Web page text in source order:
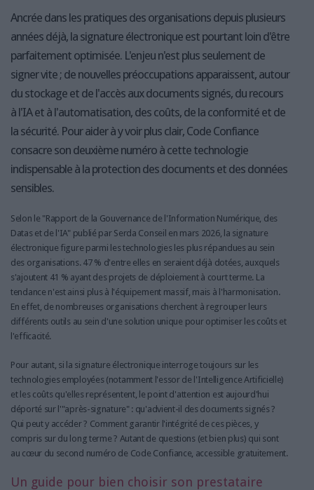
Ancrée dans les pratiques des organisations depuis plusieurs
années déjà, la signature électronique est pourtant loin d'être
parfaitement optimisée. L'enjeu n'est plus seulement de
signer vite ; de nouvelles préoccupations apparaissent, autour
du stockage et de l'accès aux documents signés, du recours
à l'IA et à l'automatisation, des coûts, de la conformité et de
la sécurité. Pour aider à y voir plus clair, Code Confiance
consacre son deuxième numéro à cette technologie
indispensable à la protection des documents et des données
sensibles.
Selon le "Rapport de la Gouvernance de l'Information Numérique, des
Datas et de l'IA" publié par Serda Conseil en mars 2026, la signature
électronique figure parmi les technologies les plus répandues au sein
des organisations. 47 % d'entre elles en seraient déjà dotées, auxquels
s'ajoutent 41 % ayant des projets de déploiement à court terme. La
tendance n'est ainsi plus à l'équipement massif, mais à l'harmonisation.
En effet, de nombreuses organisations cherchent à regrouper leurs
différents outils au sein d'une solution unique pour optimiser les coûts et
l'efficacité.
Pour autant, si la signature électronique interroge toujours sur les
technologies employées (notamment l'essor de l'Intelligence Artificielle)
et les coûts qu'elles représentent, le point d'attention est aujourd'hui
déporté sur l'"après-signature" : qu'advient-il des documents signés ?
Qui peut y accéder ? Comment garantir l'intégrité de ces pièces, y
compris sur du long terme ? Autant de questions (et bien plus) qui sont
au cœur du second numéro de Code Confiance, accessible gratuitement.
Un guide pour bien choisir son prestataire